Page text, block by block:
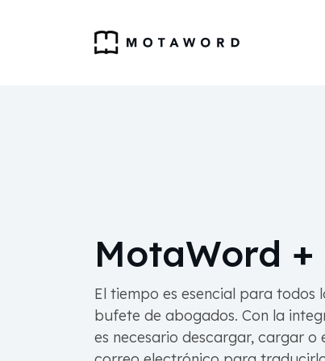
MotaWord +
El tiempo es esencial para todos
bufete de abogados. Con la
es necesario descargar, cargar